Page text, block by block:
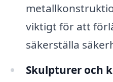
viktigt för att
säkerställa
Skulpturer och